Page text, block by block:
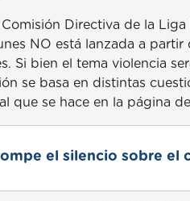
Directiva de la
NO está lanzada a
Si bien el tema violencia
se basa en distintas
que se hace en la página
el silencio sobre el